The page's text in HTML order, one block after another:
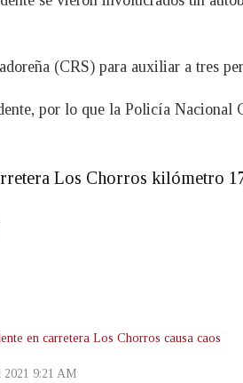
(CRS) para auxiliar a tres
por lo que la Policía
Los Chorros kilómetro
en carretera Los Chorros causa caos
2021 9:21 AM